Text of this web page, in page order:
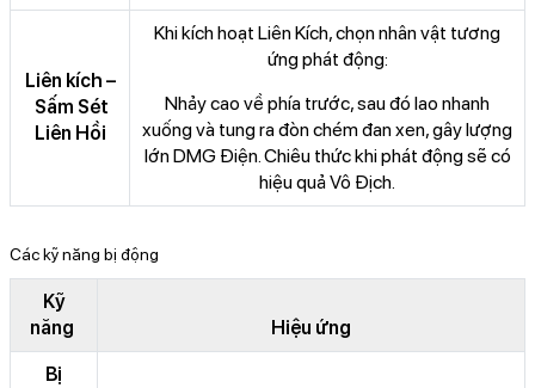
Liên kích –
Sấm Sét
Liên Hồi
Khi kích hoạt Liên Kích, chọn nhân vật tương
ứng phát động:
Nhảy cao về phía trước, sau đó lao nhanh
xuống và tung ra đòn chém đan xen, gây lượng
lớn DMG Điện. Chiêu thức khi phát động sẽ có
hiệu quả Vô Địch.
Các kỹ năng bị động
Kỹ
năng
Hiệu ứng
Bị